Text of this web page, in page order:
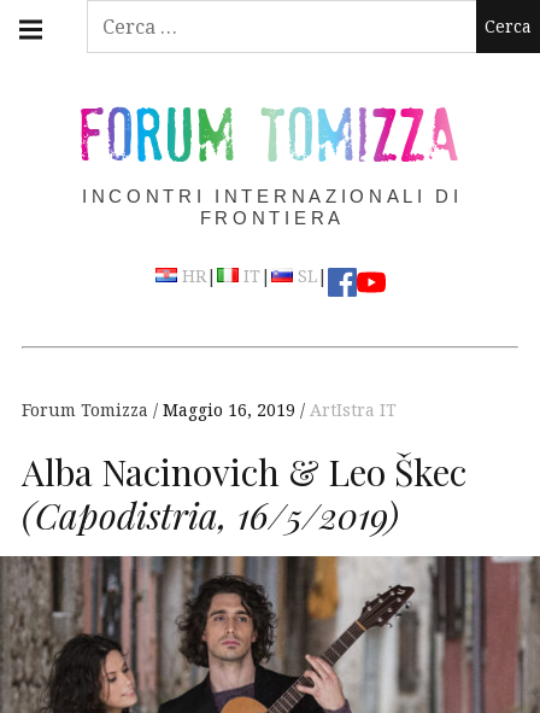
Ricerca
Skip
FORUM TOMIZZA
INCONTRI INTERNAZIONALI DI
FRONTIERA
HR| IT | SL|
navigation
Forum Tomizza Maggio 16, 2019 ArtIstra IT
Alba Nacinovich & Leo Škec
(Capodistria, 16/5/2019)